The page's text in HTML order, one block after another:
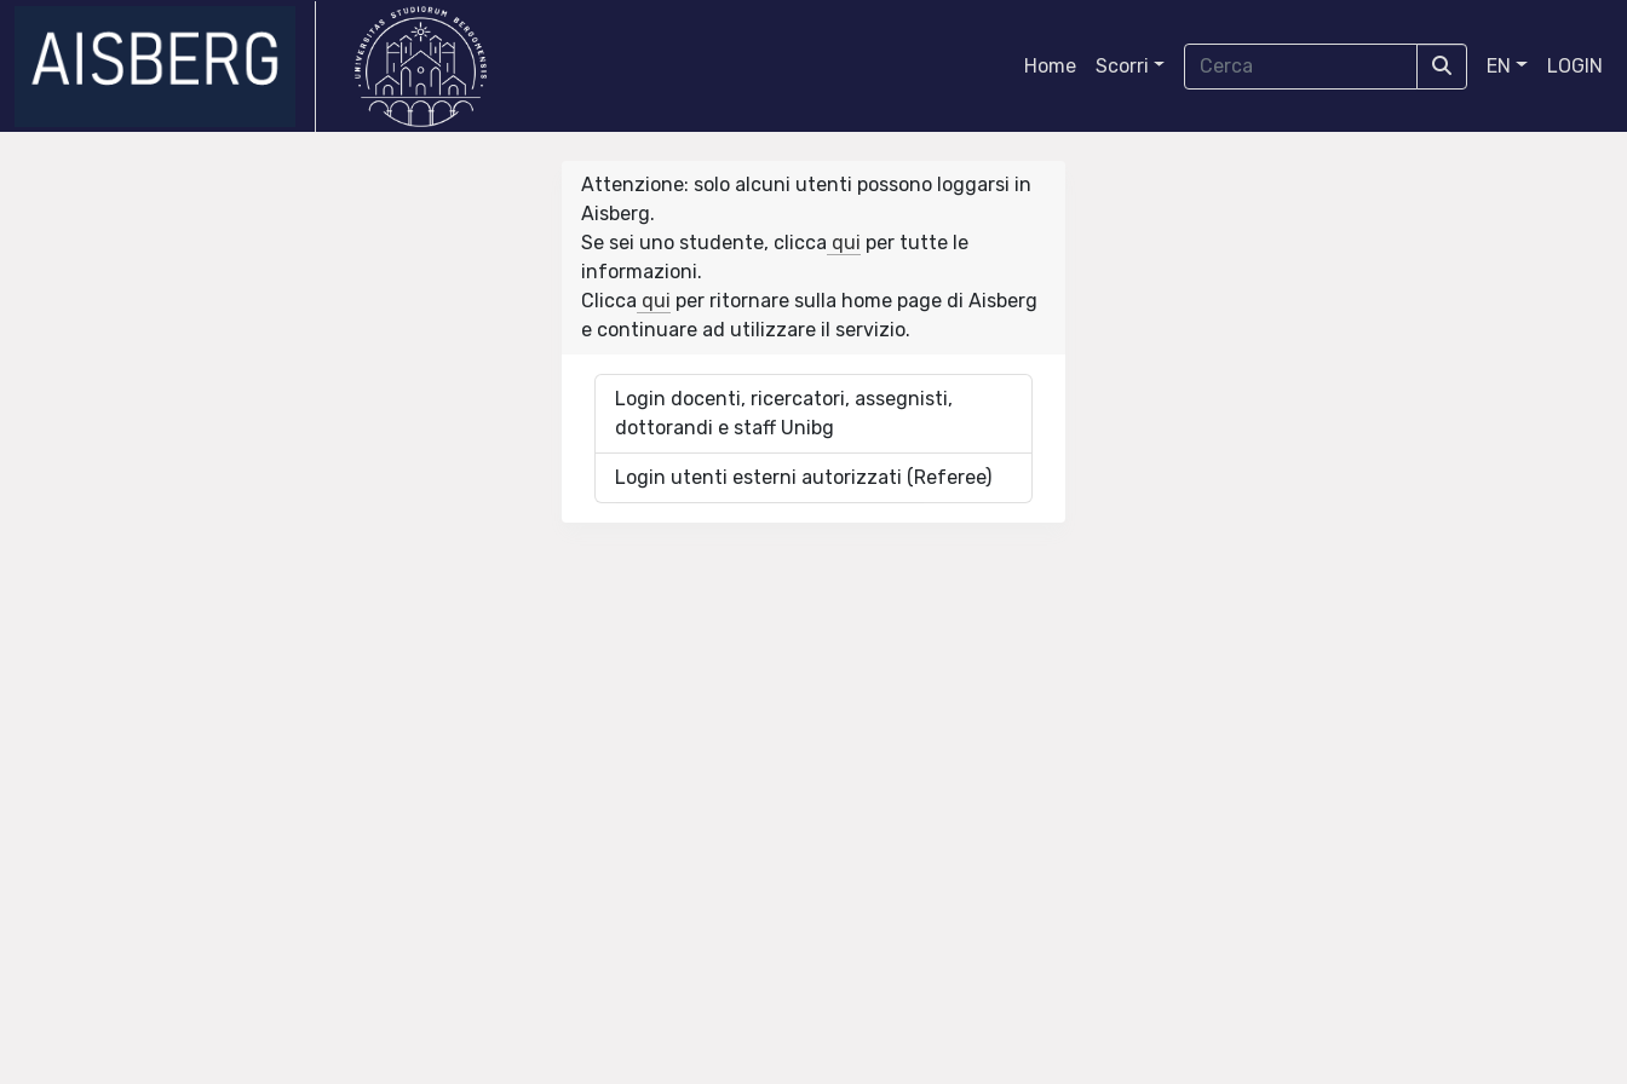
Home Scorri EN LOGIN
Attenzione: solo alcuni utenti possono loggarsi in
Aisberg.
Se sei uno studente, clicca qui per tutte le
informazioni.
Clicca qui per ritornare sulla home page di Aisberg
e continuare ad utilizzare il servizio.
Login docenti, ricercatori, assegnisti,
dottorandi e staff Unibg
Login utenti esterni autorizzati (Referee)